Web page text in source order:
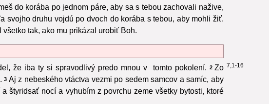
do korába po jednom páre, aby sa s tebou zachovali nažive,
svojho druhu vojdú po dvoch do korába s tebou, aby mohli žiť.
všetko tak, ako mu prikázal urobiť Boh.
7,1-16
že iba ty si spravodlivý predo mnou v tomto pokolení. 2 Zo
3 Aj z nebeského vtáctva vezmi po sedem samcov a samíc, aby
štyridsať nocí a vyhubím z povrchu zeme všetky bytosti, ktoré